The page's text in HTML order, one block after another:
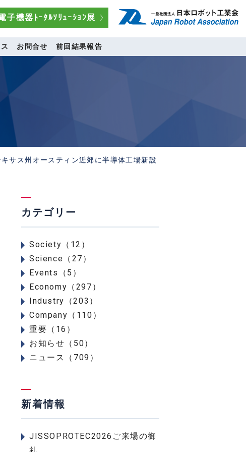
子機器ﾄｰﾀﾙｿﾘｭｰｼｮﾝ展
お問合せ 前回結果報告
サス州オースティン近郊に半導体工場新設
カテゴリー
Society（12）
Science（27）
Events（5）
Economy（297）
Industry（203）
Company（110）
重要（16）
お知らせ（50）
ニュース（709）
新着情報
JISSOPROTEC2026ご来場の御